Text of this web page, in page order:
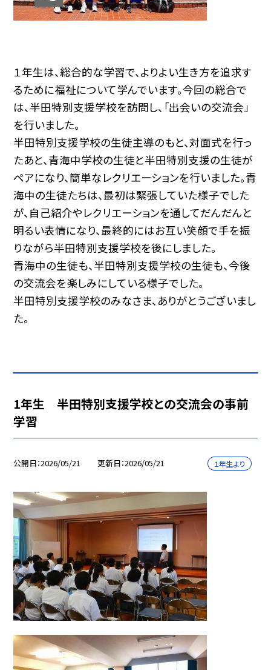
１年生は、総合的な学習で、よりよい生き方を追求す
るために福祉について学んでいます。今回の総合で
は、半田特別支援学校を訪問し、「出会いの交流会」
を行いました。
半田特別支援学校の生徒主導のもと、対面式を行っ
たあと、青海中学校の生徒と半田特別支援の生徒が
ペアになり、簡単なレクリエーションを行いました。青
海中の生徒たちは、最初は緊張していた様子でした
が、自己紹介やレクリエーションを通してだんだんと
明るい表情になり、最終的にはお互い笑顔で手を振
りながら半田特別支援学校を後にしました。
青海中の生徒も、半田特別支援学校の生徒も、今後
の交流会を楽しみにしている様子でした。
半田特別支援学校のみなさま、ありがとうございまし
た。
1年生 半田特別支援学校との交流会の事前
学習
公開日 2026/05/21 更新日 2026/05/21 １年生より